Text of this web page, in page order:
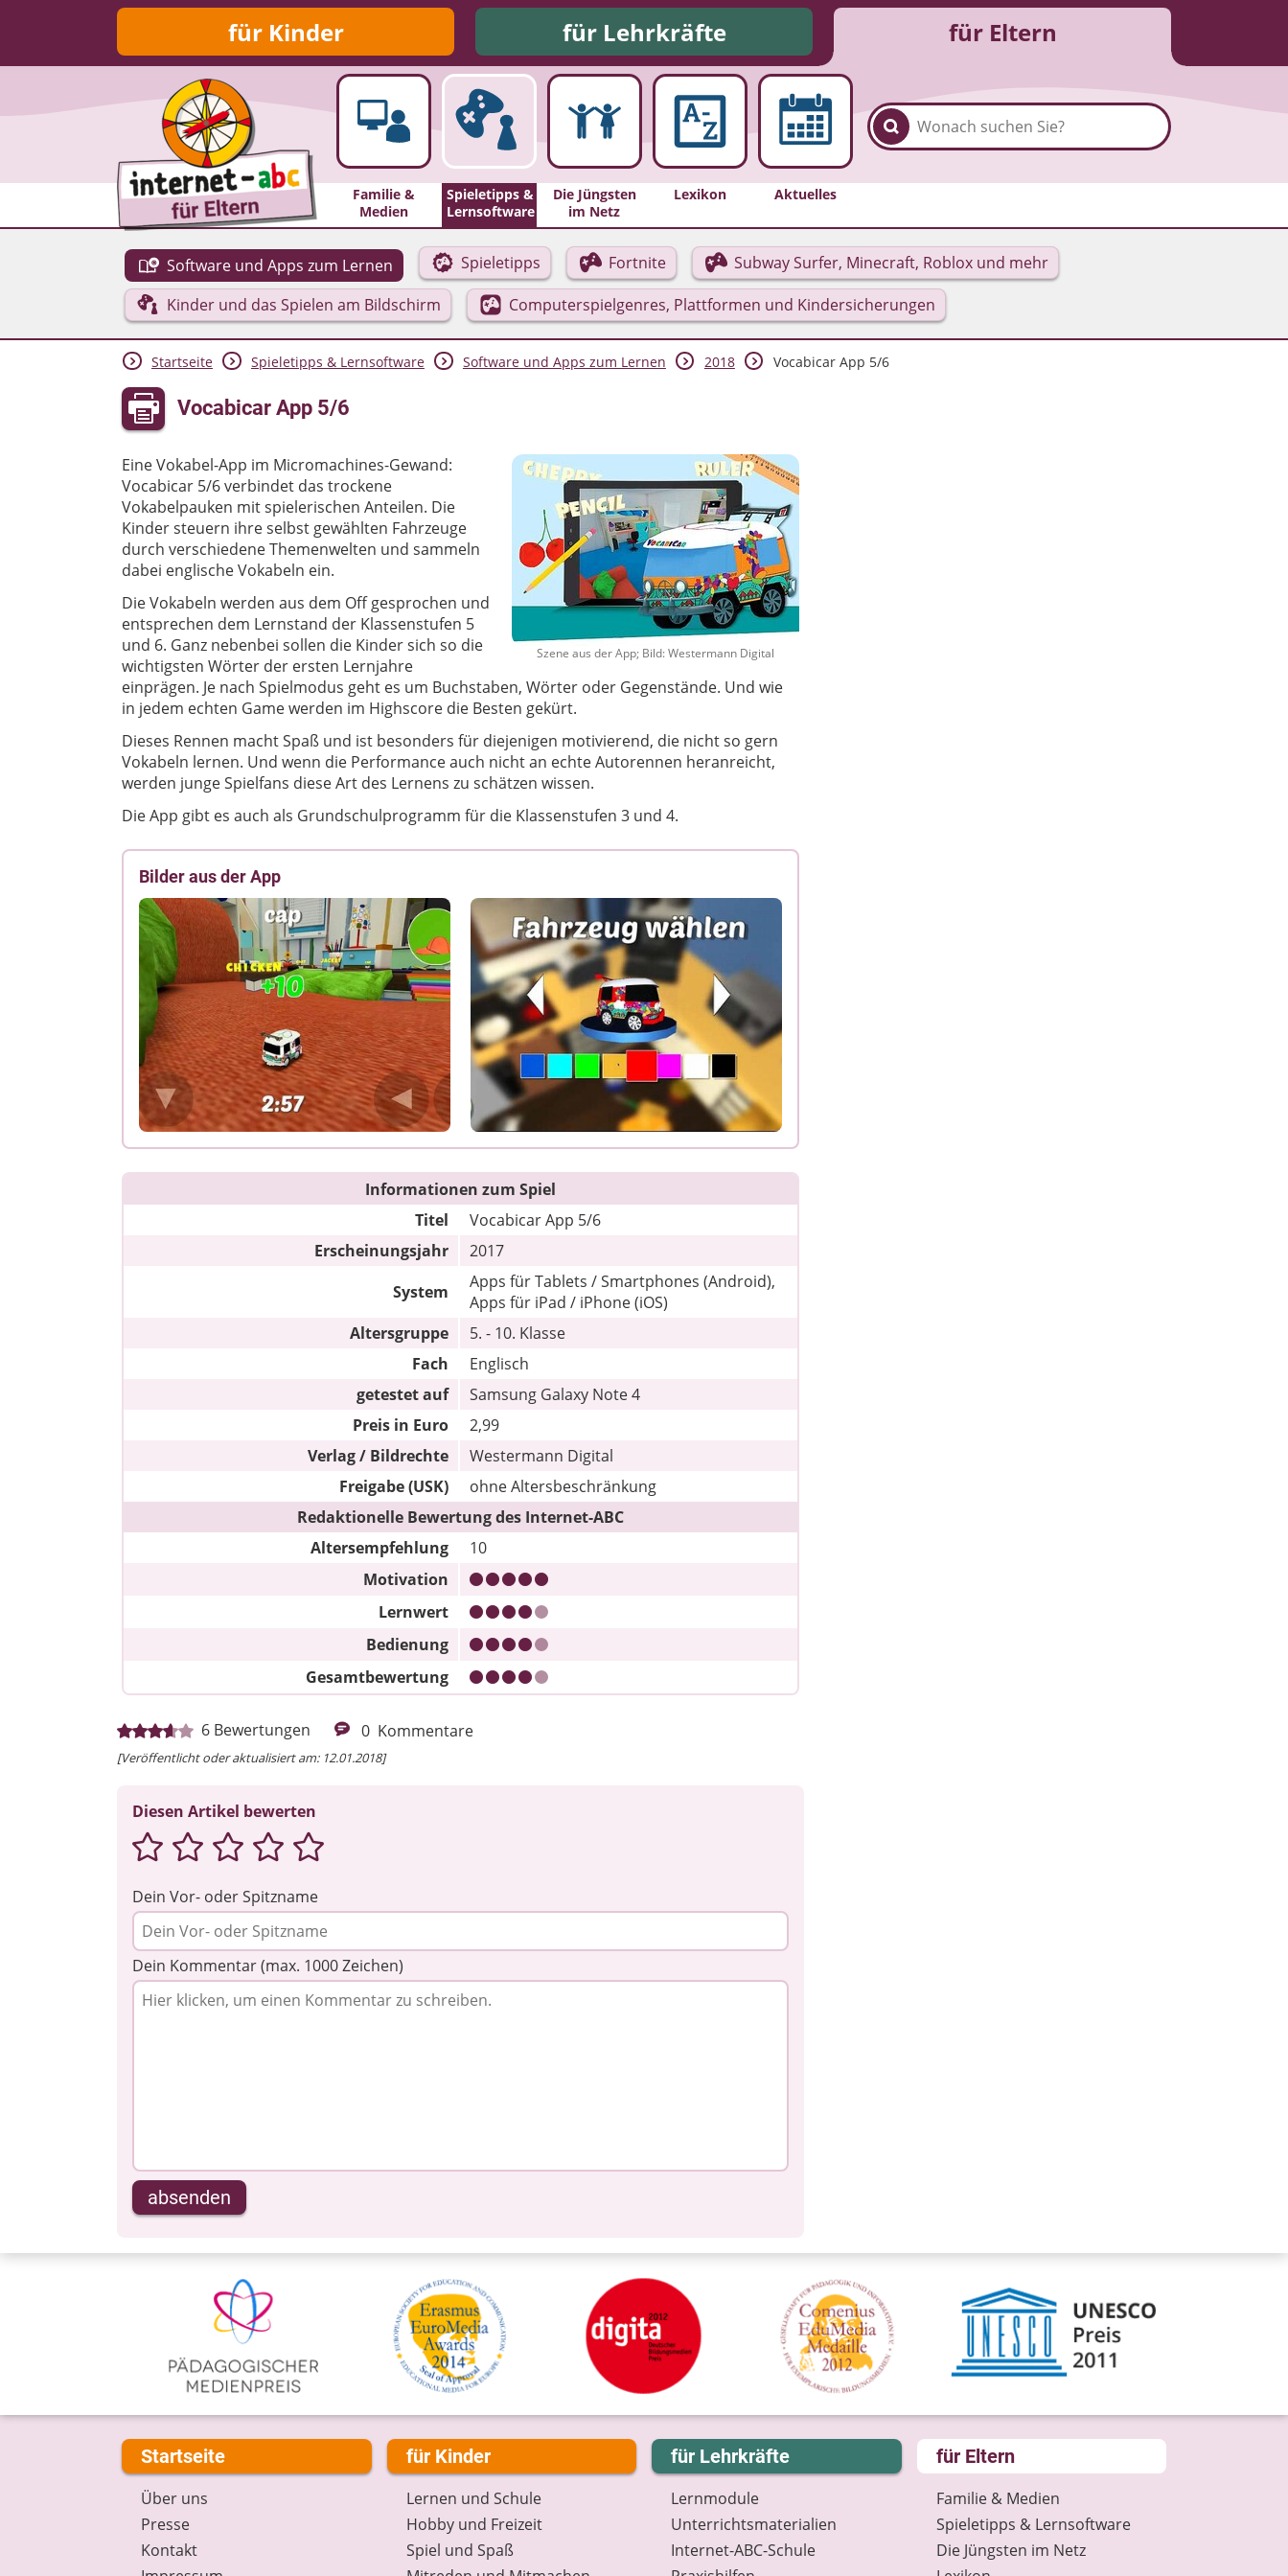
für Kinder für Lehrkräfte für Eltern
Familie &
Medien
Spieletipps &
Lernsoftware
Die Jüngsten
im Netz
Lexikon Aktuelles
Software und Apps zum Lernen Spieletipps Fortnite
Subway Surfer, Minecraft, Roblox und mehr
Kinder und das Spielen am Bildschirm
Computerspielgenres, Plattformen und Kindersicherungen
Startseite Spieletipps & Lernsoftware Software und Apps zum Lernen 2018 Vocabicar App 5/6
Vocabicar App 5/6
Szene aus der App; Bild: Westermann Digital
Eine Vokabel-App im Micromachines-Gewand:
Vocabicar 5/6 verbindet das trockene
Vokabelpauken mit spielerischen Anteilen. Die
Kinder steuern ihre selbst gewählten Fahrzeuge
durch verschiedene Themenwelten und sammeln
dabei englische Vokabeln ein.
Die Vokabeln werden aus dem Off gesprochen und
entsprechen dem Lernstand der Klassenstufen 5
und 6. Ganz nebenbei sollen die Kinder sich so die
wichtigsten Wörter der ersten Lernjahre
einprägen. Je nach Spielmodus geht es um Buchstaben, Wörter oder Gegenstände. Und wie
in jedem echten Game werden im Highscore die Besten gekürt.
Dieses Rennen macht Spaß und ist besonders für diejenigen motivierend, die nicht so gern
Vokabeln lernen. Und wenn die Performance auch nicht an echte Autorennen heranreicht,
werden junge Spielfans diese Art des Lernens zu schätzen wissen.
Die App gibt es auch als Grundschulprogramm für die Klassenstufen 3 und 4.
Bilder aus der App
Informationen zum Spiel
Titel
Vocabicar App 5/6
Erscheinungsjahr
2017
System
Apps für Tablets / Smartphones (Android),
Apps für iPad / iPhone (iOS)
Altersgruppe
5. - 10. Klasse
Fach
Englisch
getestet auf
Samsung Galaxy Note 4
Preis in Euro
2,99
Verlag / Bildrechte
Westermann Digital
Freigabe (USK)
ohne Altersbeschränkung
Redaktionelle Bewertung des Internet-ABC
Altersempfehlung
10
Motivation
Lernwert
Bedienung
Gesamtbewertung
6 Bewertungen 0 Kommentare
[Veröffentlicht oder aktualisiert am: 12.01.2018]
Diesen Artikel bewerten
Dein Vor- oder Spitzname
Dein Kommentar (max. 1000 Zeichen)
absenden
Startseite
Über uns
Presse
Kontakt
für Kinder
Lernen und Schule
Hobby und Freizeit
Spiel und Spaß
für Lehrkräfte
Lernmodule
Unterrichts­materialien
Internet-ABC-Schule
für Eltern
Familie & Medien
Spieletipps & Lernsoftware
Die Jüngsten im Netz